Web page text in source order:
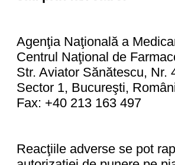
Agenţia Naţională a
Centrul Naţional de
Str. Aviator Sănătescu, Nr.
Sector 1, Bucureşti,
Fax: +40 213 163 497
Reacţiile adverse se pot